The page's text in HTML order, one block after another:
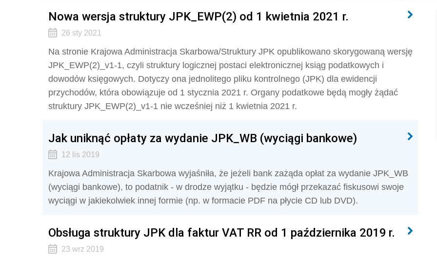
Nowa wersja struktury JPK_EWP(2) od 1 kwietnia 2021 r.
26 sty 2021
Na stronie Krajowa Administracja Skarbowa/Struktury JPK opublikowano skorygowaną wersję
JPK_EWP(2)_v1-1, czyli struktury logicznej postaci elektronicznej ksiąg podatkowych i
dowodów księgowych. Dotyczy ona jednolitego pliku kontrolnego (JPK) dla ewidencji
przychodów, która obowiązuje od 1 stycznia 2021 r. Organy podatkowe będą mogły żądać
struktury JPK_EWP(2)_v1-1 nie wcześniej niż 1 kwietnia 2021 r.
Jak uniknąć opłaty za wydanie JPK_WB (wyciągi bankowe)
12 lis 2019
Krajowa Administracja Skarbowa wyjaśniła, że jeżeli bank zażąda opłat za wydanie JPK_WB
(wyciągi bankowe), to podatnik - w drodze wyjątku - będzie mógł przekazać fiskusowi swoje
wyciągi w jakiekolwiek innej formie (np. w formacie PDF na płycie CD lub DVD).
Obsługa struktury JPK dla faktur VAT RR od 1 października 2019 r.
23 wrz 2019